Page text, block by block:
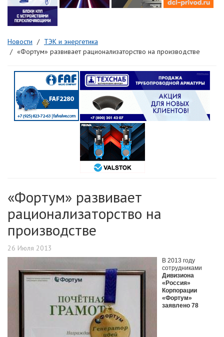
Новости
ТЭК и энергетика
«Фортум» развивает рационализаторство на производстве
«Фортум» развивает
рационализаторство на
производстве
26 Июля 2013
В 2013 году
сотрудниками
Дивизиона
«Россия»
Корпорации
«Фортум»
заявлено 78